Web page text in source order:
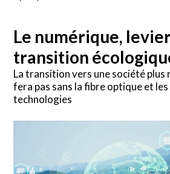
Le numérique,
transition
La transition vers une société plus
fera pas sans la fibre optique et
technologies